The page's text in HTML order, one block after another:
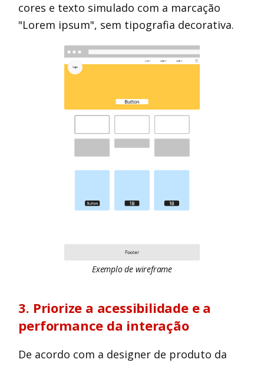
cores e texto simulado com a marcação
"Lorem ipsum", sem tipografia decorativa.
Exemplo de wireframe
3. Priorize a acessibilidade e a
performance da interação
De acordo com a designer de produto da